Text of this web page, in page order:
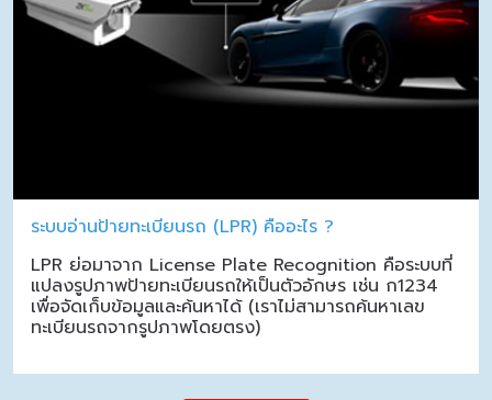
ระบบอ่านป้ายทะเบียนรถ (LPR) คืออะไร ?
LPR ย่อมาจาก License Plate Recognition คือระบบที่
แปลงรูปภาพป้ายทะเบียนรถให้เป็นตัวอักษร เช่น ก1234
เพื่อจัดเก็บข้อมูลและค้นหาได้ (เราไม่สามารถค้นหาเลข
ทะเบียนรถจากรูปภาพโดยตรง)